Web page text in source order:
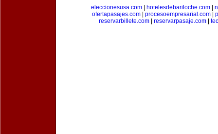
eleccionesusa.com| hotelesdebariloche.com|
ofertapasajes.com| procesoempresarial.com|
reservarbillete.com
reservarpasaje.com